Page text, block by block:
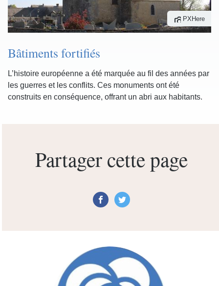
PXHere
Bâtiments fortifiés
L’histoire européenne a été marquée au fil des années par
les guerres et les conflits. Ces monuments ont été
construits en conséquence, offrant un abri aux habitants.
Partager cette page